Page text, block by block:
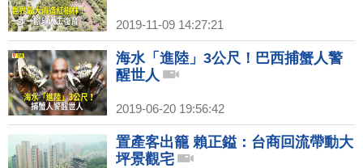
2019-11-09 14:27:21
海水「進陸」3公尺！巴西捕蟹人警
醒世人
2019-06-20 19:56:42
置產客出籠 賴正鎰：台商回流帶動大
坪景觀宅